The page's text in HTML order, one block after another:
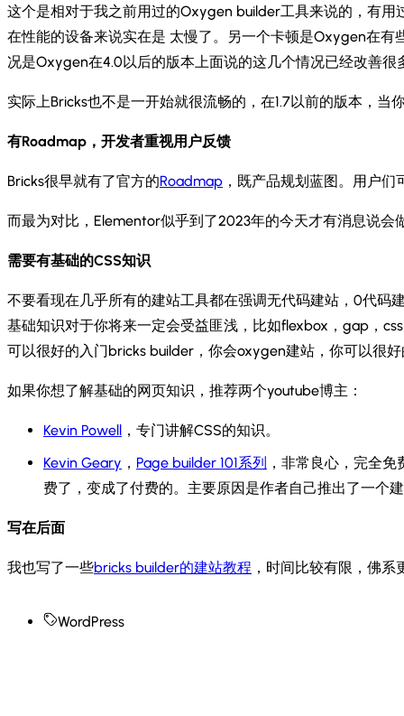
这个是相对于我之前用过的Oxygen builder工具来说的，有
在性能的设备来说实在是 太慢了。另一个卡顿是Oxygen在
况是Oxygen在4.0以后的版本上面说的这几个情况已经改善很
实际上Bricks也不是一开始就很流畅的，在1.7以前的版本，
有Roadmap，开发者重视用户反馈
Bricks很早就有了官方的Roadmap ，既产品规划蓝图。用户
而最为对比，Elementor似乎到了2023年的今天才有消息说
需要有基础的CSS知识
不要看现在几乎所有的建站工具都在强调无代码建站，0代码
基础知识对于你将来一定会受益匪浅，比如flexbox，gap，
可以很好的入门bricks builder，你会oxygen建站，你可以很
如果你想了解基础的网页知识，推荐两个youtube博主：
Kevin Powell ，专门讲解CSS的知识。
Kevin Geary ， Page builder 101系列 ，非常良心，完全
费了，变成了付费的。主要原因是作者自己推出了一个
写在后面
我也写了一些bricks builder的建站教程 ，时间比较有限，佛
WordPress